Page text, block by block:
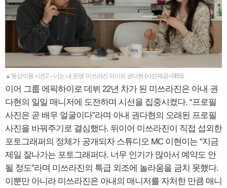
▲'동상이몽 시즌2 – 너는 내 운명‘ 미쓰라진 와이프 권다현 (사진제공=SBS)
이어 그룹 에픽하이로 데뷔 22년 차가 된 미쓰라진은 아내 권
다현의 일일 매니저에 도전하며 시선을 집중시켰다. “프로필
사진은 곧 배우 얼굴이다”라며 아내 권다현의 오래된 프로필
사진을 바꿔주기로 결심했다. 뒤이어 미쓰라진이 직접 섭외한
포토그래퍼의 정체가 공개되자 스튜디오 MC 이현이는 “지금
제일 잘나가는 포토그래퍼다. 너무 인기가 많아서 예약도 안
될 정도”라며 미쓰라진의 특급 외조에 놀라움을 금치 못했다.
이뿐만 아니라 미쓰라진은 아내의 매니저를 자처한 만큼 매니